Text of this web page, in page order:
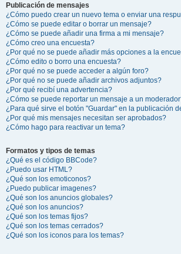
Publicación de mensajes
¿Cómo puedo crear un nuevo tema o enviar una
¿Cómo se puede editar o borrar un mensaje?
¿Cómo se puede añadir una firma a mi mensaje?
¿Cómo creo una encuesta?
¿Por qué no se puede añadir más opciones a la
¿Cómo edito o borro una encuesta?
¿Por qué no se puede acceder a algún foro?
¿Por qué no se puede añadir archivos adjuntos?
¿Por qué recibí una advertencia?
¿Cómo se puede reportar un mensaje a un
¿Para qué sirve el botón "Guardar" en la publicación
¿Por qué mis mensajes necesitan ser aprobados?
¿Cómo hago para reactivar un tema?
Formatos y tipos de temas
¿Qué es el código BBCode?
¿Puedo usar HTML?
¿Qué son los emoticonos?
¿Puedo publicar imagenes?
¿Qué son los anuncios globales?
¿Qué son los anuncios?
¿Qué son los temas fijos?
¿Qué son los temas cerrados?
¿Qué son los iconos para los temas?